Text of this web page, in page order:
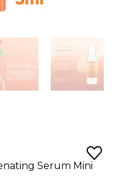
Serum Mini